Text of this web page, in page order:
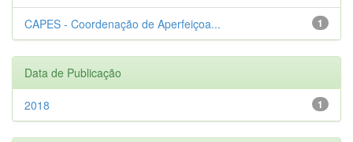
1
CAPES - Coordenação de Aperfeiçoa...
Data de Publicação
1
2018